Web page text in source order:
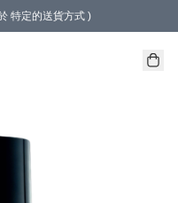
特定的送貨方式 )